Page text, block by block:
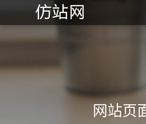
网站页